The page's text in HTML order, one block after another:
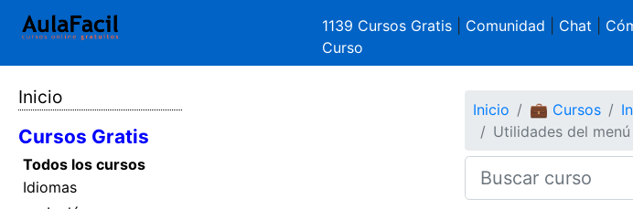
1139 Cursos Gratis Comunidad Chat
Curso
Inicio
Cursos Gratis
Todos los cursos
Idiomas
Inicio 💼 Cursos
Utilidades del